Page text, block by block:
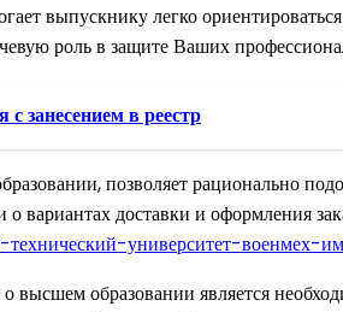
выпускнику легко
роль в защите Ваших
занесением в реестр
позволяет рационально
о вариантах доставки и оформления
технический-университет-
высшем образовании является